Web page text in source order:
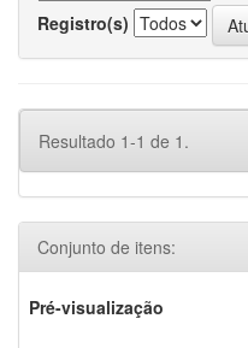
Registro(s)
Resultado 1-1 de 1.
Conjunto de itens:
Pré-visualização